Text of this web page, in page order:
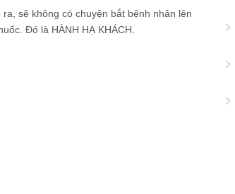
sẽ không có chuyện bắt bệnh nhân lên
Đó là HÀNH HẠ KHÁCH.